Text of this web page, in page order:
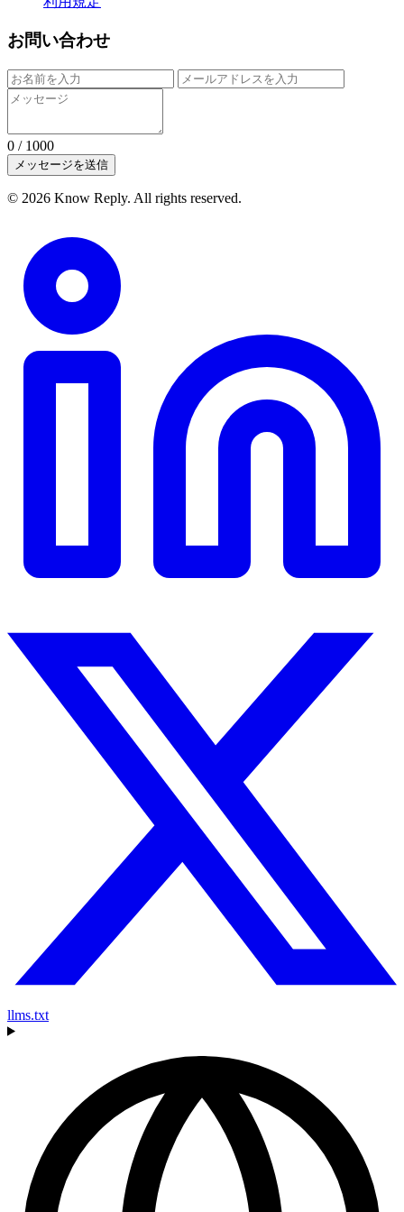
お問い合わせ
0 / 1000
メッセージを送信
© 2026 Know Reply. All rights reserved.
llms.txt